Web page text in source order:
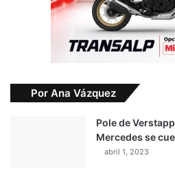
Por Ana Vázquez
Pole de
Mercedes se
abril 1, 2023